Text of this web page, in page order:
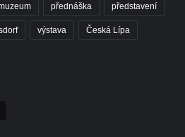
přednáška představení
výstava Česká Lípa